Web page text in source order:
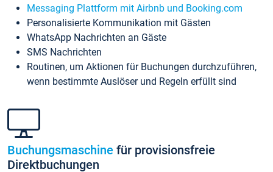
Messaging Plattform mit Airbnb und Booking.com
Personalisierte Kommunikation mit Gästen
WhatsApp Nachrichten an Gäste
SMS Nachrichten
Routinen, um Aktionen für Buchungen durchzuführen,
wenn bestimmte Auslöser und Regeln erfüllt sind
Buchungsmaschine für provisionsfreie
Direktbuchungen